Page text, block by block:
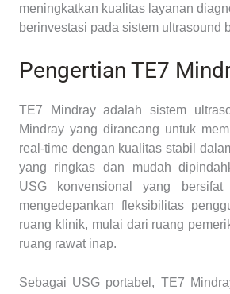
meningkatkan kualitas layanan
berinvestasi pada sistem ultrasound
Pengertian TE7
TE7 Mindray adalah sistem
Mindray yang dirancang untuk
real-time dengan kualitas stabil
yang ringkas dan mudah
USG konvensional yang
mengedepankan fleksibilitas
ruang klinik, mulai dari ruang
ruang rawat inap.
Sebagai USG portabel, TE7